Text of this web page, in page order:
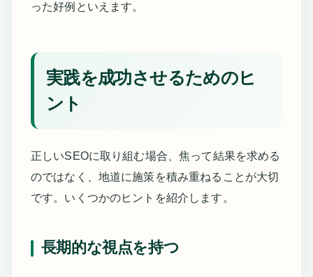
った好例といえます。
実践を成功させるためのヒ
ント
正しいSEOに取り組む場合、焦って結果を求める
のではなく、地道に施策を積み重ねることが大切
です。いくつかのヒントを紹介します。
長期的な視点を持つ